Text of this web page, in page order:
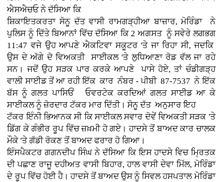
ਐਸਐਚਓ ਨੇ ਦੱਸਿਆ ਕਿ
ਸ਼ਿਕਾਇਤਕਰਤਾ ਸੋਨੂ ਦੱਤ ਵਾਸੀ ਰਾਮਗੜ੍ਹੀਆ ਬਾਜ਼ਾਰ, ਮੋਰਿੰਡਾ ਨੇ
ਪੁਲਿਸ ਨੂੰ ਦਿੱਤੇ ਬਿਆਨਾਂ ਵਿੱਚ ਦੱਸਿਆ ਕਿ 2 ਅਗਸਤ ਨੂੰ ਸਵੇਰੇ ਲਗਭਗ
11:47 ਵਜੇ ਉਹ ਆਪਣੇ ਐਕਟਿਵਾ ਸਕੂਟਰ 'ਤੇ ਜਾ ਰਿਹਾ ਸੀ, ਜਦਕਿ
ਉਸ ਦੇ ਅੱਗੇ ਦੋ ਵਿਅਕਤੀ ਸਾਈਕਲ 'ਤੇ ਲੁਧਿਆਣਾ ਰੋਡ ਵੱਲ ਜਾ ਰਹੇ
ਸਨ। ਜਦੋਂ ਉਹ ਸੜਕ ਪਾਰ ਕਰਕੇ ਆਪਣੇ ਪਾਸੇ ਹੋਏ, ਤਾਂ ਚੰਡੀਗੜ੍ਹ
ਵਾਲੀ ਸਾਈਡ ਤੋਂ ਆ ਰਹੀ ਇੱਕ ਕਾਰ ਨੰਬਰ - ਪੀਬੀ 87-7537 ਨੇ ਇੱਕ
ਬੱਸ ਨੂੰ ਗਲਤ ਪਾਸਿਓਂ ਓਵਰਟੇਕ ਕਰਦਿਆਂ ਗਲਤ ਸਾਈਡ ਆ ਕੇ
ਸਾਈਕਲ ਨੂੰ ਜ਼ੋਰਦਾਰ ਟੱਕਰ ਮਾਰ ਦਿੱਤੀ। ਸੋਨੂ ਦੱਤ ਅਨੁਸਾਰ ਇਹ
ਟੱਕਰ ਇੰਨੀ ਭਿਆਨਕ ਸੀ ਕਿ ਸਾਈਕਲ ਸਵਾਰ ਦੋਵੇਂ ਵਿਅਕਤੀ ਸੜਕ 'ਤੇ
ਡਿੱਗ ਕੇ ਗੰਭੀਰ ਰੂਪ ਵਿੱਚ ਜ਼ਖ਼ਮੀ ਹੋ ਗਏ। ਹਾਦਸੇ ਤੋਂ ਬਾਅਦ ਕਾਰ ਚਾਲਕ
ਮੌਕੇ 'ਤੇ ਗੱਡੀ ਰੋਕਣ ਤੋਂ ਬਾਅਦ ਫਰਾਰ ਹੋ ਗਿਆ।
ਇੰਸਪੈਕਟਰ ਗਗਨਦੀਪ ਸਿੰਘ ਨੇ ਦੱਸਿਆ ਕਿ ਇਸ ਹਾਦਸੇ ਵਿਚ ਮ੍ਰਿਤਕ
ਦੀ ਪਛਾਣ ਰਾਜੂ ਦਹੀਅਤ ਵਾਸੀ ਬਿਹਾਰ, ਹਾਲ ਵਾਸੀ ਦੇਵਾ ਮਿੱਲ, ਮੋਰਿੰਡਾ
ਦੇ ਰੂਪ ਵਿੱਚ ਹੋਈ ਹੈ। ਹਾਦਸੇ ਤੋਂ ਬਾਅਦ ਉਸ ਨੂੰ ਸਿਵਲ ਹਸਪਤਾਲ ਮੋਰਿੰਡਾ